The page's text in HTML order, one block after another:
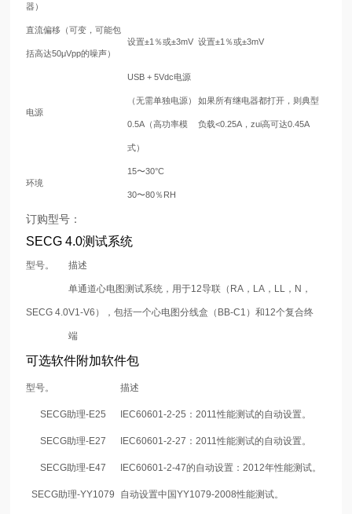
器）
直流偏移（可变，可能包
括高达50μVpp的噪声）
设置±1％或±3mV 设置±1％或±3mV
电源
USB + 5Vdc电源
（无需单独电源）
0.5A（高功率模
式）
如果所有继电器都打开，则典型
负载<0.25A，zui高可达0.45A
环境
15〜30°C
30〜80％RH
订购型号：
SECG 4.0测试系统
型号。 描述
SECG 4.0
单通道心电图测试系统，用于12导联（RA，LA，LL，N，
V1-V6），包括一个心电图分线盒（BB-C1）和12个复合终
端
可选软件附加软件包
型号。 描述
SECG助理-E25 IEC60601-2-25：2011性能测试的自动设置。
SECG助理-E27 IEC60601-2-27：2011性能测试的自动设置。
SECG助理-E47 IEC60601-2-47的自动设置：2012年性能测试。
SECG助理-YY1079 自动设置中国YY1079-2008性能测试。